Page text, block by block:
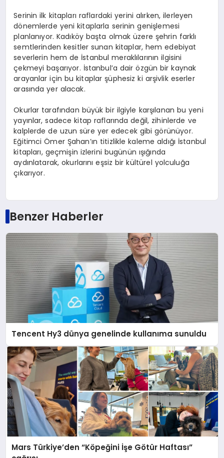
Serinin ilk kitapları raflardaki yerini alırken, ilerleyen
dönemlerde yeni kitaplarla serinin genişlemesi
planlanıyor. Kadıköy başta olmak üzere şehrin farklı
semtlerinden kesitler sunan kitaplar, hem edebiyat
severlerin hem de İstanbul meraklılarının ilgisini
çekmeyi başarıyor. İstanbul’a dair özgün bir kaynak
arayanlar için bu kitaplar şüphesiz ki arşivlik eserler
arasında yer alacak.
Okurlar tarafından büyük bir ilgiyle karşılanan bu yeni
yayınlar, sadece kitap raflarında değil, zihinlerde ve
kalplerde de uzun süre yer edecek gibi görünüyor.
Eğitimci Ömer Şahan’ın titizlikle kaleme aldığı İstanbul
kitapları, geçmişin izlerini bugünün ışığında
aydınlatarak, okurlarını eşsiz bir kültürel yolculuğa
çıkarıyor.
Benzer Haberler
Tencent Hy3 dünya genelinde kullanıma sunuldu
Mars Türkiye’den “Köpeğini İşe Götür Haftası”